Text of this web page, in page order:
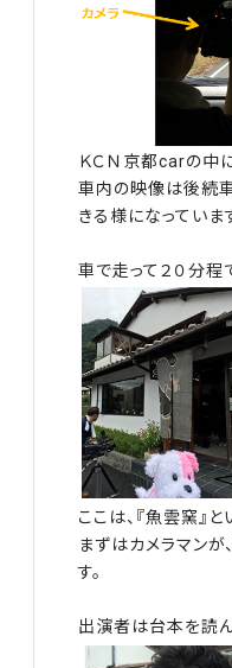
ＫＣＮ京都carの中
車内の映像は後続
きる様になっていま
車で走って２０分程
ここは、『魚雲窯』と
まずはカメラマンが
す。
出演者は台本を読